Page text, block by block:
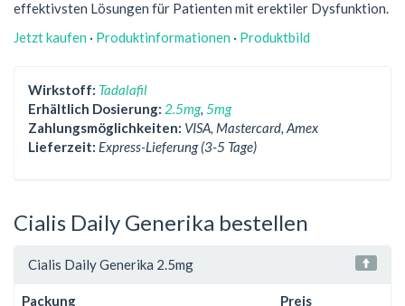
effektivsten Lösungen für Patienten mit erektiler Dysfunktion.
Jetzt kaufen · Produktinformationen · Produktbild
Wirkstoff: Tadalafil
Erhältlich Dosierung: 2.5mg, 5mg
Zahlungsmöglichkeiten: VISA, Mastercard, Amex
Lieferzeit: Express-Lieferung (3-5 Tage)
Cialis Daily Generika bestellen
Cialis Daily Generika 2.5mg
Packung Preis